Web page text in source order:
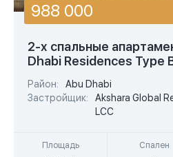
2-х спальные
Dhabi Residences Type
Район:
Abu Dhabi
Застройщик:
Akshara Global
LCC
Площадь Спален
988 000